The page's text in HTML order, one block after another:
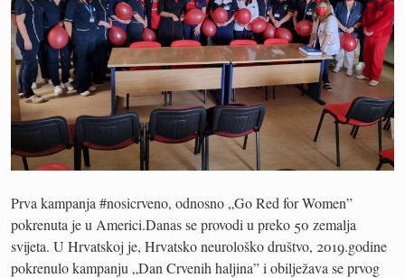
Prva kampanja #nosicrveno, odnosno „Go Red for Women”
pokrenuta je u Americi.Danas se provodi u preko 50 zemalja
svijeta. U Hrvatskoj je, Hrvatsko neurološko društvo, 2019.godine
pokrenulo kampanju „Dan Crvenih haljina” i obilježava se prvog